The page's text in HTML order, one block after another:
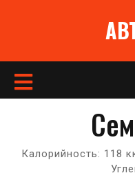
Кнопка
Открыть
Калорийность: 118